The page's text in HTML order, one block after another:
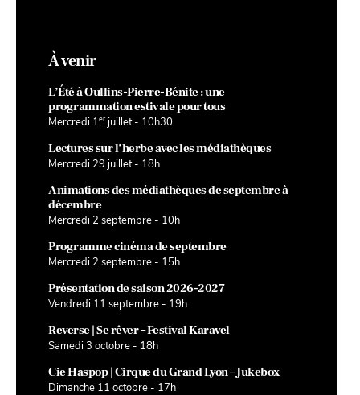
À venir
L’Été à Oullins-Pierre-Bénite : une
programmation estivale pour tous
Mercredi 1er juillet - 10h30
Lectures sur l’herbe avec les médiathèques
Mercredi 29 juillet - 18h
Animations des médiathèques de septembre à
décembre
Mercredi 2 septembre - 10h
Programme cinéma de septembre
Mercredi 2 septembre - 15h
Présentation de saison 2026-2027
Vendredi 11 septembre - 19h
Reverse | Se rêver – Festival Karavel
Samedi 3 octobre - 18h
Cie Haspop | Cirque du Grand Lyon – Jukebox
Dimanche 11 octobre - 17h